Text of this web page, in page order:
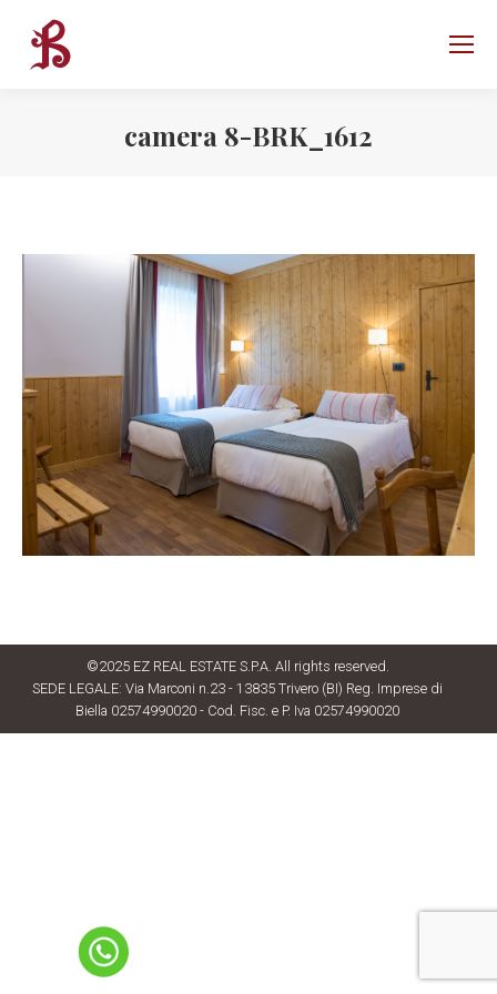
camera 8-BRK_1612
©2025 EZ REAL ESTATE S.P.A. All rights reserved.
SEDE LEGALE: Via Marconi n.23 - 13835 Trivero (BI) Reg. Imprese di
Biella 02574990020 - Cod. Fisc. e P. Iva 02574990020